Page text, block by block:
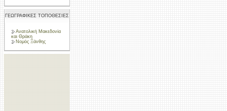
ΓΕΩΓΡΑΦΙΚΕΣ ΤΟΠΟΘΕΣΙΕΣ
Ανατολική Μακεδονία
και Θράκη
Νομός Ξάνθης